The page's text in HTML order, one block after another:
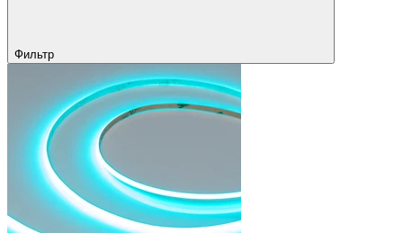
Фильтр